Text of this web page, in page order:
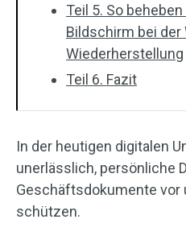
Teil 5. So
Bildschirm bei
Wiederherstellung
Teil 6. Fazit
In der heutigen digitalen
unerlässlich, persönliche
Geschäftsdokumente
schützen.